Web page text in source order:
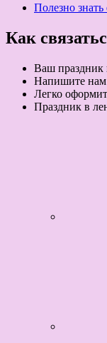
Полезно
Как
Ваш праздник
Напишите нам
Легко
Праздник в